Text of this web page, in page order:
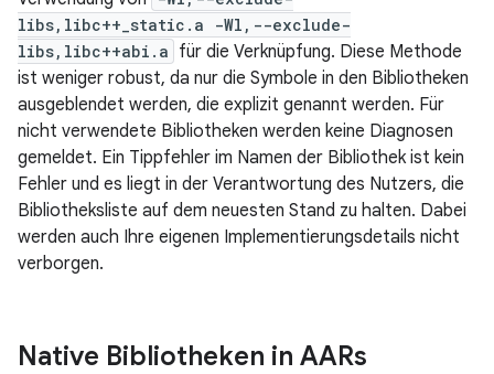
libs,libc++_static.a -Wl,--exclude-
libs,libc++abi.a für die Verknüpfung. Diese Methode
ist weniger robust, da nur die Symbole in den Bibliotheken
ausgeblendet werden, die explizit genannt werden. Für
nicht verwendete Bibliotheken werden keine Diagnosen
gemeldet. Ein Tippfehler im Namen der Bibliothek ist kein
Fehler und es liegt in der Verantwortung des Nutzers, die
Bibliotheksliste auf dem neuesten Stand zu halten. Dabei
werden auch Ihre eigenen Implementierungsdetails nicht
verborgen.
Native Bibliotheken in AARs